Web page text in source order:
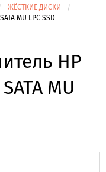
ЖЁСТКИЕ ДИСКИ
MU LPC SSD
HP
MU